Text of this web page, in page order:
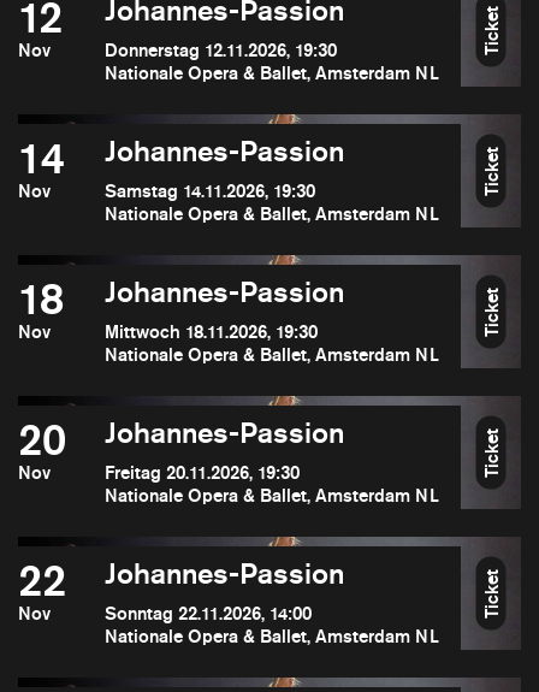
12
Nov
Johannes-Passion
Donnerstag 12.11.2026, 19:30
Nationale Opera & Ballet, Amsterdam NL
Ticket
14
Nov
Johannes-Passion
Samstag 14.11.2026, 19:30
Nationale Opera & Ballet, Amsterdam NL
Ticket
18
Nov
Johannes-Passion
Mittwoch 18.11.2026, 19:30
Nationale Opera & Ballet, Amsterdam NL
Ticket
20
Nov
Johannes-Passion
Freitag 20.11.2026, 19:30
Nationale Opera & Ballet, Amsterdam NL
Ticket
22
Nov
Johannes-Passion
Sonntag 22.11.2026, 14:00
Nationale Opera & Ballet, Amsterdam NL
Ticket